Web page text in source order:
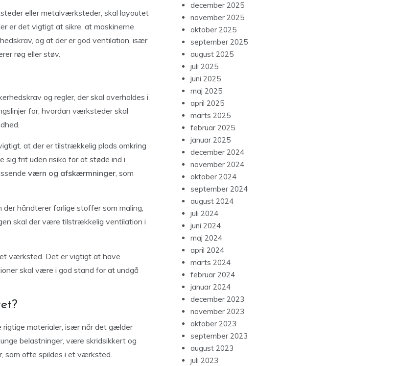
eller metalværksteder, skal layoutet
er det vigtigt at sikre, at maskinerne
og at der er god ventilation, især
røg eller støv.
og regler, der skal overholdes i
for, hvordan værksteder skal
at der er tilstrækkelig plads omkring
sig frit uden risiko for at støde ind i
værn og afskærmninger, som
håndterer farlige stoffer som maling,
skal der være tilstrækkelig ventilation i
værksted. Det er vigtigt at have
skal være i god stand for at undgå
materialer, især når det gælder
belastninger, være skridsikkert og
som ofte spildes i et værksted.
december 2025
november 2025
oktober 2025
september 2025
august 2025
juli 2025
juni 2025
maj 2025
april 2025
marts 2025
februar 2025
januar 2025
december 2024
november 2024
oktober 2024
september 2024
august 2024
juli 2024
juni 2024
maj 2024
april 2024
marts 2024
februar 2024
januar 2024
december 2023
november 2023
oktober 2023
september 2023
august 2023
juli 2023